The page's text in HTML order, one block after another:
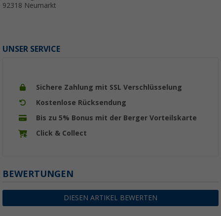
92318 Neumarkt
UNSER SERVICE
Sichere Zahlung mit SSL Verschlüsselung
Kostenlose Rücksendung
Bis zu 5% Bonus mit der Berger Vorteilskarte
Click & Collect
BEWERTUNGEN
DIESEN ARTIKEL BEWERTEN